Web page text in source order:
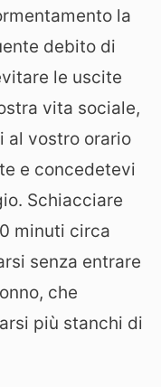
la
debito di
le uscite
vita sociale,
al vostro orario
e concedetevi
Schiacciare
minuti circa
senza entrare
che
più stanchi di